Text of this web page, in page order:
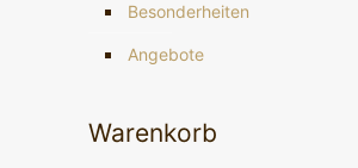
Besonderheiten
Angebote
Warenkorb